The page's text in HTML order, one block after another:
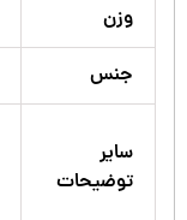
وزن
جنس
سایر
توضیحات